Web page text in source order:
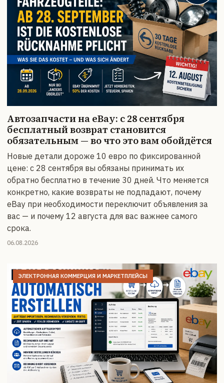
Автозапчасти на eBay: с 28 сентября
бесплатный возврат становится
обязательным — во что это вам обойдётся
Новые детали дороже 10 евро по фиксированной
цене: с 28 сентября вы обязаны принимать их
обратно бесплатно в течение 30 дней. Что меняется
конкретно, какие возвраты не подпадают, почему
eBay при необходимости переключит объявления за
вас — и почему 12 августа для вас важнее самого
срока.
06.08.2026
ЭЛЕКТРОННАЯ КОММЕРЦИЯ И МАРКЕТПЛЕЙСЫ